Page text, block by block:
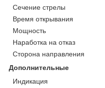
Сечение стрелы
Время открывания
Мoщнocть
Наработка на отказ
Сторона направления
Дополнительные
Индикация